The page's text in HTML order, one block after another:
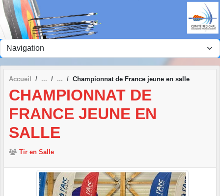
Accueil Championnat de France jeune en salle
CHAMPIONNAT DE
FRANCE JEUNE EN
SALLE
Tir en Salle